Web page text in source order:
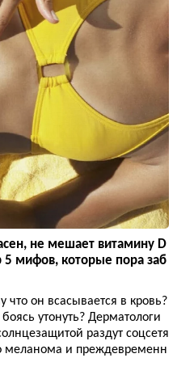
не мешает витамину D
5 мифов, которые пора заб
что он всасывается в кровь?
утонуть? Дерматологи
раздут соцсетя
меланома и преждевременн